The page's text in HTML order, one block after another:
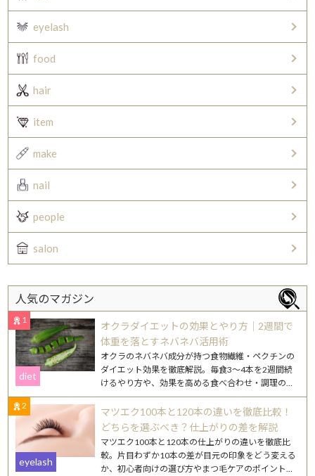
eyelash
food
hair
item
make
nail
people
salon
人気のマガジン
1
オクラダイエットの効果とやり方｜2週間で
体重を落とすネバネバ活用術
diet
オクラのネバネバ成分が持つ食物繊維・ペクチンの
ダイエット効果を徹底解説。毎食3〜4本を2週間続
けるやり方や、効果を高める食べ合わせ・調理のコ
ツを紹介します。
2
マツエク100本と120本の違いを徹底比較！
どちらを選ぶべき？仕上がりの差を解説
eyelash
マツエク100本と120本の仕上がりの違いを徹底比
較。片目わずか10本の差が目元の印象をどう変える
か、初心者向けの選び方やまつ毛ケアのポイントも